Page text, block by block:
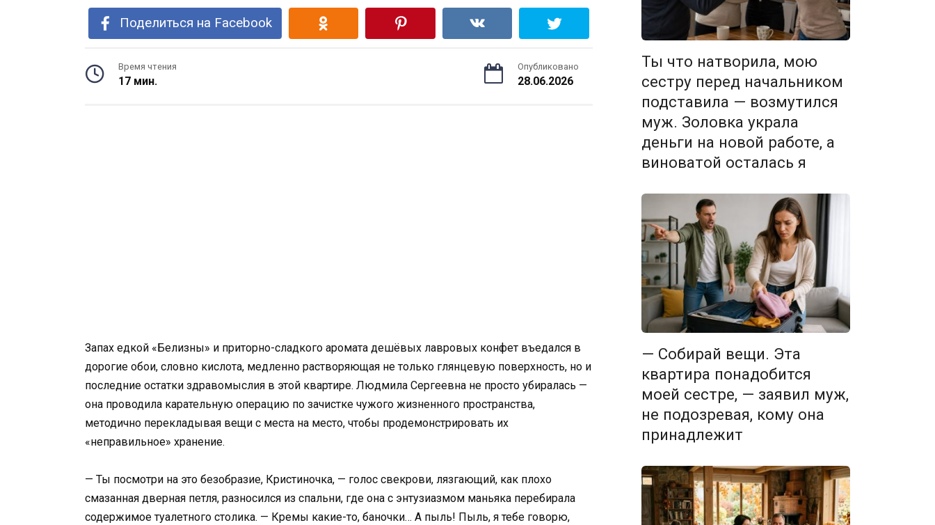
Поделиться на Facebook
Время чтения
17 мин.
Опубликовано
28.06.2026
Запах едкой «Белизны» и приторно-сладкого аромата дешёвых лавровых конфет въедался в
дорогие обои, словно кислота, медленно растворяющая не только глянцевую поверхность, но и
последние остатки здравомыслия в этой квартире. Людмила Сергеевна не просто убиралась —
она проводила карательную операцию по зачистке чужого жизненного пространства,
методично перекладывая вещи с места на место, чтобы продемонстрировать их
«неправильное» хранение.
— Ты посмотри на это безобразие, Кристиночка, — голос свекрови, лязгающий, как плохо
смазанная дверная петля, разносился из спальни, где она с энтузиазмом маньяка перебирала
содержимое туалетного столика. — Кремы какие-то, баночки… А пыль! Пыль, я тебе говорю,
Ты что натворила, мою
сестру перед начальником
подставила — возмутился
муж. Золовка украла
деньги на новой работе, а
виноватой осталась я
— Собирай вещи. Эта
квартира понадобится
моей сестре, — заявил муж,
не подозревая, кому она
принадлежит